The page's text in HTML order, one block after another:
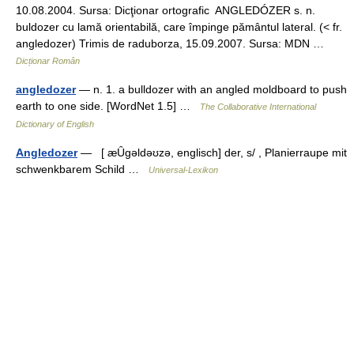
10.08.2004. Sursa: Dicţionar ortografic ANGLEDÓZER s. n.
buldozer cu lamă orientabilă, care împinge pământul lateral. (< fr.
angledozer) Trimis de raduborza, 15.09.2007. Sursa: MDN …
Dicționar Român
angledozer— n. 1. a bulldozer with an angled moldboard to push
earth to one side. [WordNet 1.5] …
The Collaborative International
Dictionary of English
Angledozer— [ æȖgəldəʊzə, englisch] der, s/ , Planierraupe mit
schwenkbarem Schild …
Universal-Lexikon